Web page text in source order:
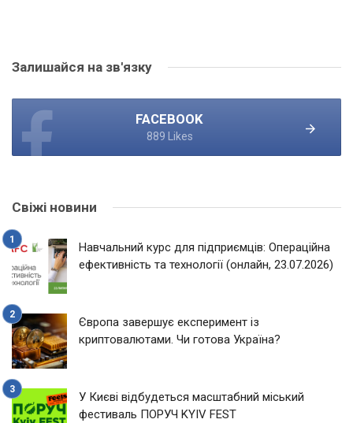
Залишайся на зв'язку
FACEBOOK
889 Likes
Свіжі новини
Навчальний курс для підприємців: Операційна
ефективність та технології (онлайн, 23.07.2026)
Європа завершує експеримент із
криптовалютами. Чи готова Україна?
У Києві відбудеться масштабний міський
фестиваль ПОРУЧ KYIV FEST